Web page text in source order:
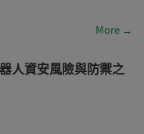
More →
人資安風險與防禦之